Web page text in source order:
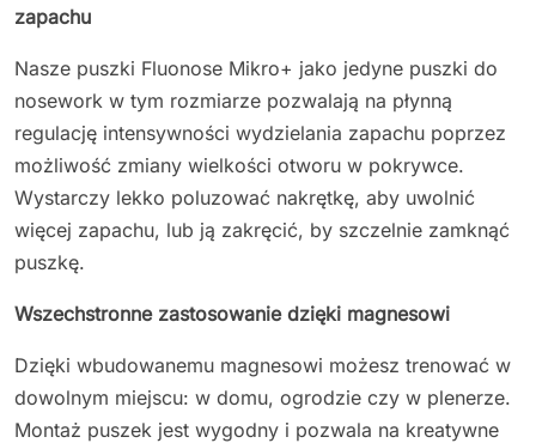
zapachu
Nasze puszki Fluonose Mikro+ jako jedyne puszki do
nosework w tym rozmiarze pozwalają na płynną
regulację intensywności wydzielania zapachu poprzez
możliwość zmiany wielkości otworu w pokrywce.
Wystarczy lekko poluzować nakrętkę, aby uwolnić
więcej zapachu, lub ją zakręcić, by szczelnie zamknąć
puszkę.
Wszechstronne zastosowanie dzięki magnesowi
Dzięki wbudowanemu magnesowi możesz trenować w
dowolnym miejscu: w domu, ogrodzie czy w plenerze.
Montaż puszek jest wygodny i pozwala na kreatywne